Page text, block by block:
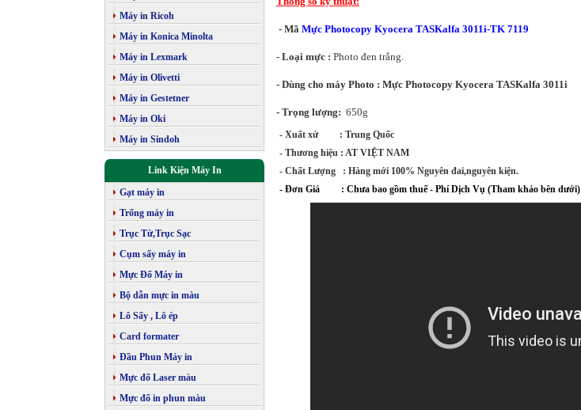
Máy in Ricoh
Máy in Konica Minolta
Máy in Lexmark
Máy in Olivetti
Máy in Gestetner
Máy in Oki
Máy in Sindoh
Link Kiện Máy In
Gạt máy in
Trống máy in
Trục Từ,Trục Sạc
Cụm sấy máy in
Mực Đổ Máy in
Bộ dẫn mực in màu
Lô Sấy , Lô ép
Card formater
Đầu Phun Máy in
Mực đổ Laser màu
Mực đổ in phun màu
- Mã Mực Photocopy Kyocera TASKalfa 3011i-TK 7119
- Loại mực : Photo đen trắng.
- Dùng cho máy Photo : Mực Photocopy Kyocera TASKalfa 3011i
- Trọng lượng: 650g
- Xuất xứ : Trung Quốc
- Thương hiệu : AT VIỆT NAM
- Chất Lượng : Hàng mới 100% Nguyên đai,nguyên kiện.
- Đơn Giá : Chưa bao gồm thuế - Phí Dịch Vụ (Tham khảo bên dưới)